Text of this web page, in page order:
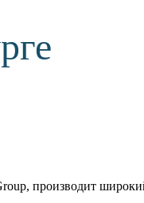
производит